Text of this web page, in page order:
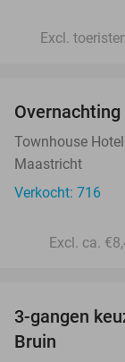
Excl.
Townhouse
Maastricht
Verkocht: 716
Excl. ca.
3-gangen
Bruin